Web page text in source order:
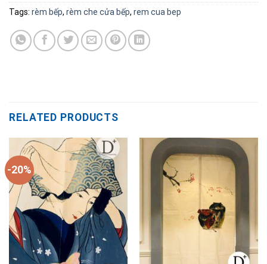
Tags: rèm bếp, rèm che cửa bếp, rem cua bep
RELATED PRODUCTS
-20%